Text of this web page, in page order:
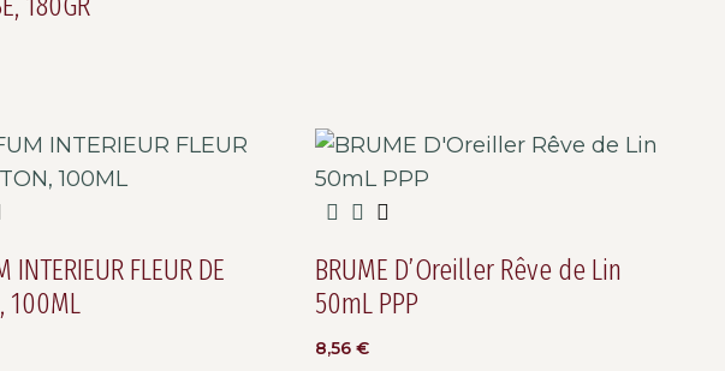
INTERIEUR FLEUR DE
100ML
BRUME D’Oreiller Rêve de Lin
50mL PPP
8,56 €